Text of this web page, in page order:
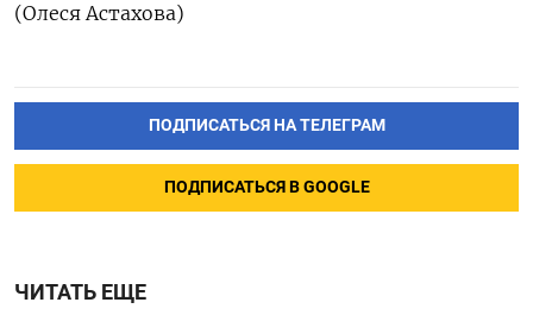
(Олеся Астахова)
ПОДПИСАТЬСЯ НА ТЕЛЕГРАМ
ПОДПИСАТЬСЯ В GOOGLE
ЧИТАТЬ ЕЩЕ